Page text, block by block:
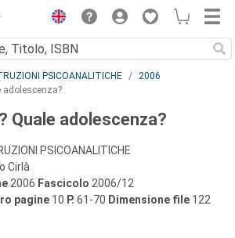
PSICOANALITICHE
2006
adolescenza?
Quale adolescenza?
PSICOANALITICHE
Cirlà
2006 Fascicolo 2006/12
pagine 10 P. 61-70 Dimensione file 122